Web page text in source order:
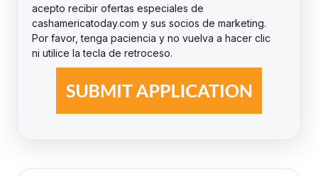
acepto recibir ofertas especiales de
cashamericatoday.com y sus socios de marketing.
Por favor, tenga paciencia y no vuelva a hacer clic
ni utilice la tecla de retroceso.